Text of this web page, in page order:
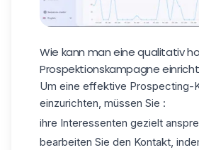
Wie kann man eine qualitativ
Prospektionskampagne
Um eine effektive Prospecting-
einzurichten, müssen Sie :
ihre Interessenten gezielt
bearbeiten Sie den Kontakt,